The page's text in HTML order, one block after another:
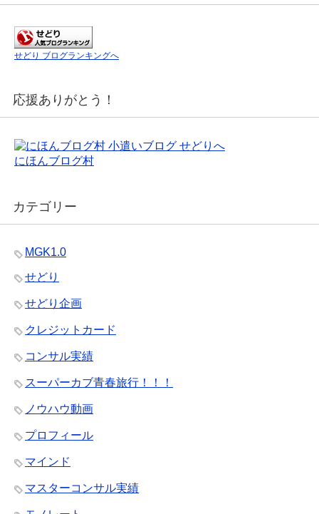
せどり ブログランキングへ
応援ありがとう！
にほんブログ村
カテゴリー
MGK1.0
せどり
せどり企画
クレジットカード
コンサル実績
スーパーカブ青春旅行！！！
ノウハウ動画
プロフィール
マインド
マスターコンサル実績